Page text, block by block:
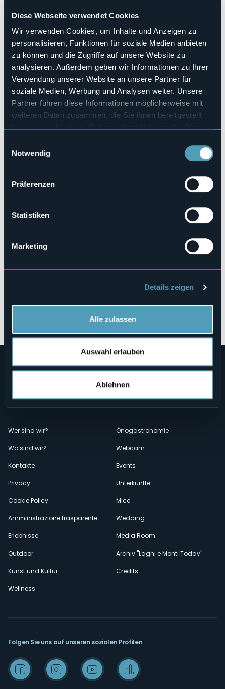
Diese Webseite verwendet Cookies
Wir verwenden Cookies, um Inhalte und Anzeigen zu
personalisieren, Funktionen für soziale Medien anbieten
zu können und die Zugriffe auf unsere Website zu
analysieren. Außerdem geben wir Informationen zu Ihrer
Verwendung unserer Website an unsere Partner für
soziale Medien, Werbung und Analysen weiter. Unsere
Partner führen diese Informationen möglicherweise mit
weiteren Daten zusammen, die Sie ihnen bereitgestellt
Notwendig
Präferenzen
Statistiken
Marketing
Details zeigen
Alle zulassen
Auswahl erlauben
Ablehnen
10
Anzahl der Betten
17
E-mail
albergolaripa@gmail.com
Webseite
http://www.albergolaripa.it
Telefon
+39 0323 924589
Buchen
Öffnen Sie die Karte
Menù
secondario
Wer sind wir?
Wo sind wir?
Kontakte
Privacy
Cookie Policy
Amministrazione trasparente
Erlebnisse
Outdoor
Kunst und Kultur
Wellness
Önogastronomie
Webcam
Events
Unterkünfte
Mice
Wedding
Media Room
Archiv "Laghi e Monti Today"
Credits
Folgen Sie uns auf unseren sozialen Profilen